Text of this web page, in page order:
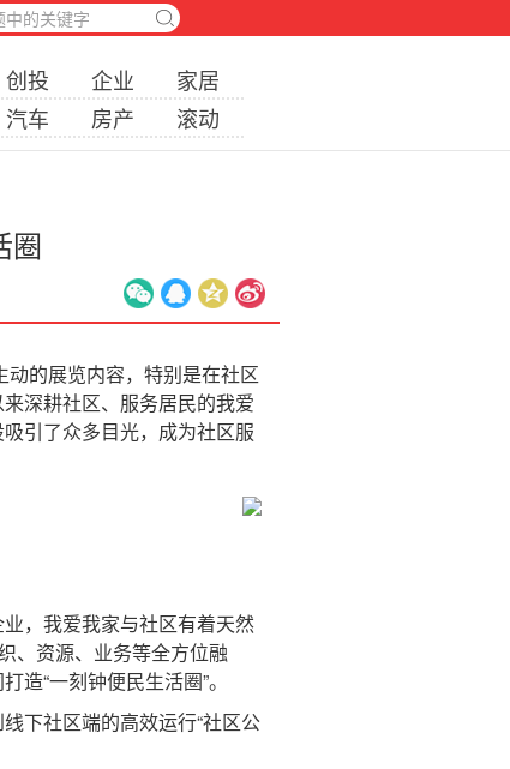
创投 企业
家居
汽车 房产 滚动
圈
的展览内容，特别是在社区
深耕社区、服务居民的我爱
引了众多目光，成为社区服
，我爱我家与社区有着天然
、资源、业务等全方位融
“一刻钟便民生活圈”。
下社区端的高效运行“社区公